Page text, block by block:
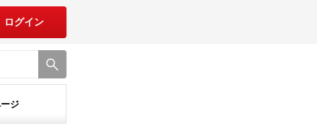
ログイン
ジ